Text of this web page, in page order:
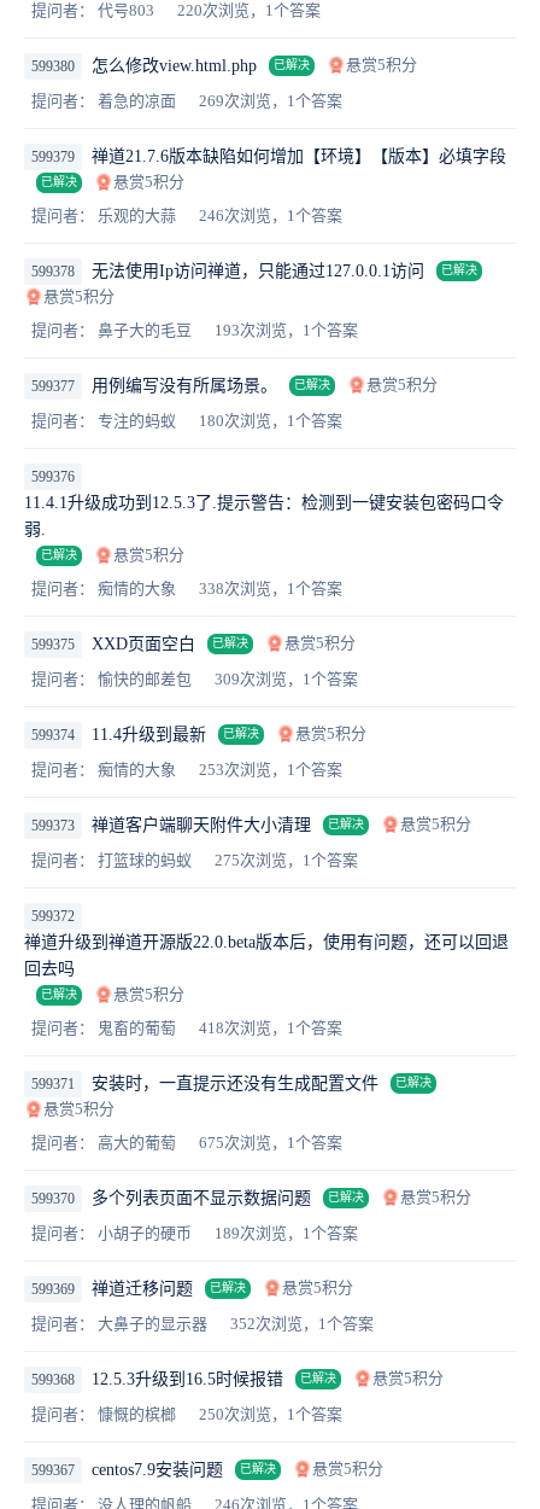
提问者： 代号803
220次浏览，1个答案
599380 怎么修改view.html.php 已解决
悬赏5积分
提问者： 着急的凉面
269次浏览，1个答案
599379 禅道21.7.6版本缺陷如何增加【环境】【版本】必填字段
已解决
悬赏5积分
提问者： 乐观的大蒜
246次浏览，1个答案
599378 无法使用Ip访问禅道，只能通过127.0.0.1访问 已解决
悬赏5积分
提问者： 鼻子大的毛豆
193次浏览，1个答案
599377 用例编写没有所属场景。 已解决
悬赏5积分
提问者： 专注的蚂蚁
180次浏览，1个答案
599376
11.4.1升级成功到12.5.3了.提示警告：检测到一键安装包密码口令
弱.
已解决
悬赏5积分
提问者： 痴情的大象
338次浏览，1个答案
599375 XXD页面空白 已解决
悬赏5积分
提问者： 愉快的邮差包
309次浏览，1个答案
599374 11.4升级到最新 已解决
悬赏5积分
提问者： 痴情的大象
253次浏览，1个答案
599373 禅道客户端聊天附件大小清理 已解决
悬赏5积分
提问者： 打篮球的蚂蚁
275次浏览，1个答案
599372
禅道升级到禅道开源版22.0.beta版本后，使用有问题，还可以回退
回去吗
已解决
悬赏5积分
提问者： 鬼畜的葡萄
418次浏览，1个答案
599371 安装时，一直提示还没有生成配置文件 已解决
悬赏5积分
提问者： 高大的葡萄
675次浏览，1个答案
599370 多个列表页面不显示数据问题 已解决
悬赏5积分
提问者： 小胡子的硬币
189次浏览，1个答案
599369 禅道迁移问题 已解决
悬赏5积分
提问者： 大鼻子的显示器
352次浏览，1个答案
599368 12.5.3升级到16.5时候报错 已解决
悬赏5积分
提问者： 慷慨的槟榔
250次浏览，1个答案
599367 centos7.9安装问题 已解决
悬赏5积分
提问者： 没人理的帆船
246次浏览，1个答案